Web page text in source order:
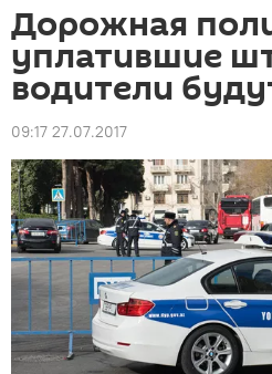
Дорожная
уплатившие
водители
09:17 27.07.2017